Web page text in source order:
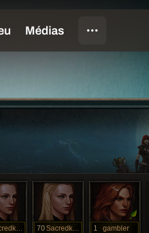
Sacredknight 70 Sacredknight 1 gambler